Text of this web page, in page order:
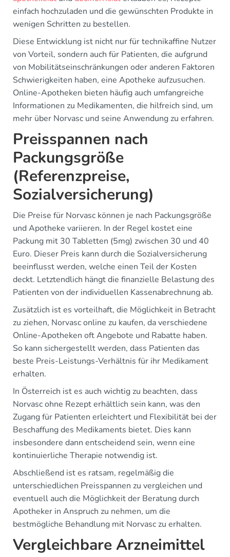
einfach hochzuladen und die gewünschten Produkte in
wenigen Schritten zu bestellen.
Diese Entwicklung ist nicht nur für technikaffine Nutzer
von Vorteil, sondern auch für Patienten, die aufgrund
von Mobilitätseinschränkungen oder anderen Faktoren
Schwierigkeiten haben, eine Apotheke aufzusuchen.
Online-Apotheken bieten häufig auch umfangreiche
Informationen zu Medikamenten, die hilfreich sind, um
mehr über Norvasc und seine Anwendung zu erfahren.
Preisspannen nach
Packungsgröße
(Referenzpreise,
Sozialversicherung)
Die Preise für Norvasc können je nach Packungsgröße
und Apotheke variieren. In der Regel kostet eine
Packung mit 30 Tabletten (5mg) zwischen 30 und 40
Euro. Dieser Preis kann durch die Sozialversicherung
beeinflusst werden, welche einen Teil der Kosten
deckt. Letztendlich hängt die finanzielle Belastung des
Patienten von der individuellen Kassenabrechnung ab.
Zusätzlich ist es vorteilhaft, die Möglichkeit in Betracht
zu ziehen, Norvasc online zu kaufen, da verschiedene
Online-Apotheken oft Angebote und Rabatte haben.
So kann sichergestellt werden, dass Patienten das
beste Preis-Leistungs-Verhältnis für ihr Medikament
erhalten.
In Österreich ist es auch wichtig zu beachten, dass
Norvasc ohne Rezept erhältlich sein kann, was den
Zugang für Patienten erleichtert und Flexibilität bei der
Beschaffung des Medikaments bietet. Dies kann
insbesondere dann entscheidend sein, wenn eine
kontinuierliche Therapie notwendig ist.
Abschließend ist es ratsam, regelmäßig die
unterschiedlichen Preisspannen zu vergleichen und
eventuell auch die Möglichkeit der Beratung durch
Apotheker in Anspruch zu nehmen, um die
bestmögliche Behandlung mit Norvasc zu erhalten.
Vergleichbare Arzneimittel